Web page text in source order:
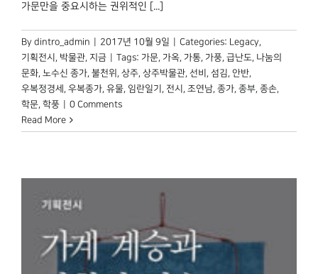
가문만을 중요시하는 권위적인 [...]
By dintro_admin 2017년 10월 9일 Categories: Legacy,
기획전시 , 박물관, 지금 Tags: 가문, 가옥, 가통, 가풍, 급난도, 나눔의
문화, 노수신 종가, 불천위 , 상주, 상주박물관, 선비 , 섬김, 안반,
우복정경세 , 우복종가, 유물, 임란일기 , 전시 , 조연남, 종가, 종부, 종손,
학문, 학풍
0 Comments
Read More